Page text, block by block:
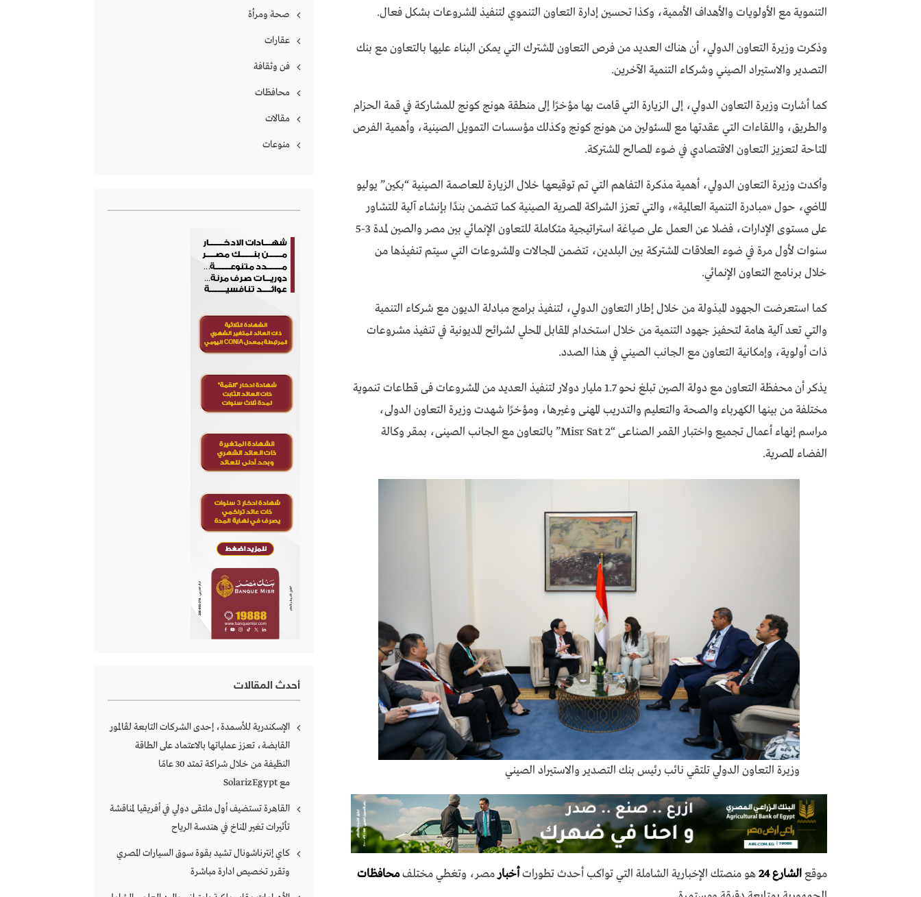
التنموية مع الأولويات والأهداف الأممية، وكذا تحسين إدارة التعاون التنموي لتنفيذ المشروعات بشكل فعال.
وذكرت وزيرة التعاون الدولي، أن هناك العديد من فرص التعاون المشترك التي يمكن البناء عليها بالتعاون مع بنك
التصدير والاستيراد الصيني وشركاء التنمية الآخرين.
كما أشارت وزيرة التعاون الدولي، إلى الزيارة التي قامت بها مؤخرًا إلى منطقة هونج كونج للمشاركة في قمة الحزام
والطريق، واللقاءات التي عقدتها مع المسئولين من هونج كونج وكذلك مؤسسات التمويل الصينية، وأهمية الفرص
المتاحة لتعزيز التعاون الاقتصادي في ضوء المصالح المشتركة.
وأكدت وزيرة التعاون الدولي، أهمية مذكرة التفاهم التي تم توقيعها خلال الزيارة للعاصمة الصينية “بكين” يوليو
الماضي، حول «مبادرة التنمية العالمية»، والتي تعزز الشراكة المصرية الصينية كما تتضمن بندًا بإنشاء آلية للتشاور
على مستوى الإدارات، فضلا عن العمل على صياغة استراتيجية متكاملة للتعاون الإنمائي بين مصر والصين لمدة 3-5
سنوات لأول مرة في ضوء العلاقات المشتركة بين البلدين، تتضمن المجالات والمشروعات التي سيتم تنفيذها من
خلال برنامج التعاون الإنمائي.
كما استعرضت الجهود المبذولة من خلال إطار التعاون الدولي، لتنفيذ برامج مبادلة الديون مع شركاء التنمية
والتي تعد آلية هامة لتحفيز جهود التنمية من خلال استخدام المقابل المحلي لشرائح المديونية في تنفيذ مشروعات
ذات أولوية، وإمكانية التعاون مع الجانب الصيني في هذا الصدد.
يذكر أن محفظة التعاون مع دولة الصين تبلغ نحو 1.7 مليار دولار لتنفيذ العديد من المشروعات فى قطاعات تنموية
مختلفة من بينها الكهرباء والصحة والتعليم والتدريب المهنى وغيرها، ومؤخرًا شهدت وزيرة التعاون الدولى،
مراسم إنهاء أعمال تجميع واختبار القمر الصناعى “Misr Sat 2” بالتعاون مع الجانب الصينى، بمقر وكالة
الفضاء المصرية.
وزيرة التعاون الدولي تلتقي نائب رئيس بنك التصدير والاستيراد الصيني
موقعالشارع 24 هو منصتك الإخبارية الشاملة التي تواكب أحدث تطوراتأخبارمصر، وتغطي مختلفمحافظات
صحة ومرأة
عقارات
فن وثقافة
محافظات
مقالات
منوعات
أحدث المقالات
الإسكندرية للأسمدة، إحدى الشركات التابعة لڤالمور
القابضة، تعزز عملياتها بالاعتماد على الطاقة
النظيفة من خلال شراكة تمتد 30 عامًا
مع SolarizEgypt
القاهرة تستضيف أول ملتقى دولي في أفريقيا لمناقشة
تأثيرات تغير المناخ في هندسة الرياح
كاي إنترناشونال تشيد بقوة سوق السيارات المصري
وتقرر تخصيص ادارة مباشرة